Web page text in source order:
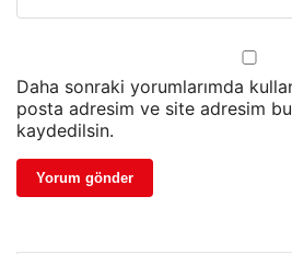
Daha sonraki yorumlarımda
posta adresim ve site adresim bu
kaydedilsin.